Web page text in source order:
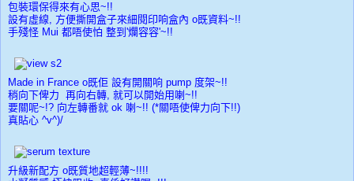
包裝環保得來有心思~!!
設有虛線, 方便撕開盒子來細閱印响盒內 o既資料~!!
手殘怪 Mui 都唔使怕 整到'爛容容'~!!
Made in France o既佢 設有開關响 pump 度架~!!
稍向下俾力 再向右轉, 就可以開始用喇~!!
要關呢~!? 向左轉番就 ok 喇~!! (*關唔使俾力向下!!)
真貼心 ^v^)/
升級新配方 o既質地超輕薄~!!!!